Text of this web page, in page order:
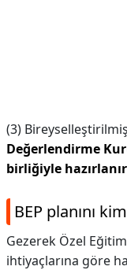
(3)
Değerlendirme
birliğiyle hazırlanır
BEP planını
Gezerek Özel
ihtiyaçlarına göre